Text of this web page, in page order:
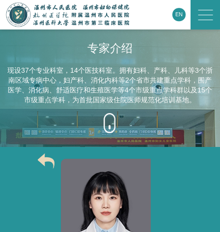
EN
专家介绍
现设37个专业科室，14个医技科室。拥有妇科、产科、儿科等3个浙
南区域专病中心，妇产科、消化内科等2个省市共建重点学科，围产
医学、消化病、舒适医疗和生殖医学等4个市级重点学科群以及15个
市级重点学科，为首批国家级住院医师规范化培训基地。